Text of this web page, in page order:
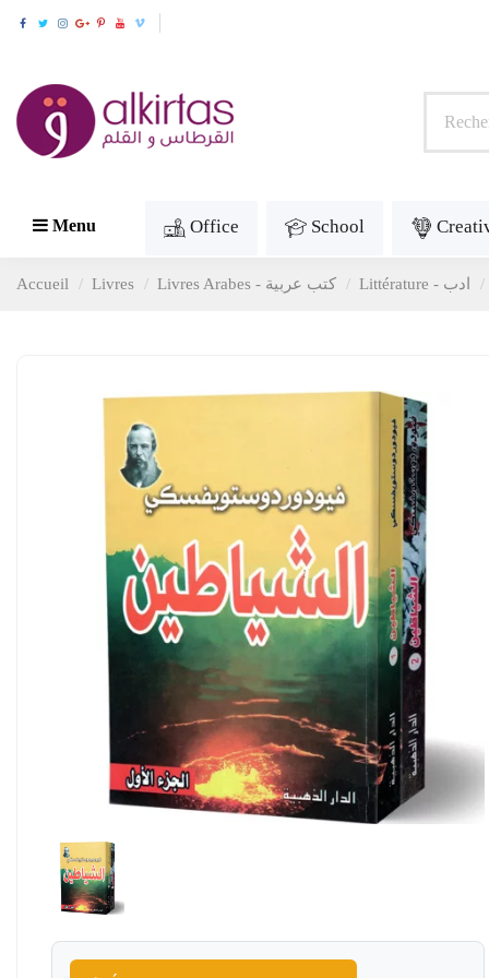
Menu Office School
Accueil Livres Livres Arabes - كتب عربية Littérature - ادب